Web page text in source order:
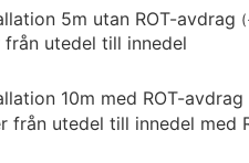
5m utan ROT-avdrag (
utedel till innedel
10m med ROT-avdrag
från utedel till innedel med